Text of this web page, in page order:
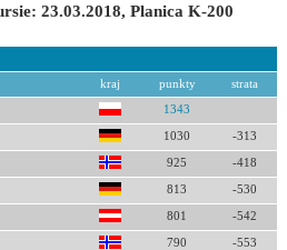
23.03.2018, Planica K-200
kraj punkty strata
1343
1030 -313
925 -418
813 -530
801 -542
790 -553